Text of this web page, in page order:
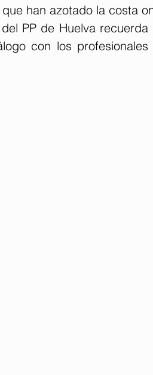
han azotado la costa
PP de Huelva
con los